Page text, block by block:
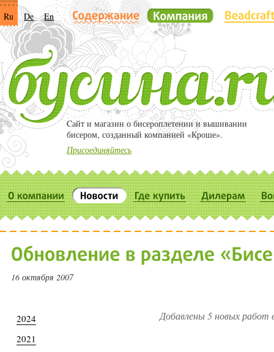
Ru De En
Cайт и магазин о бисероплетении и вышивании
бисером, созданный компанией «Кроше».
Присоединяйтесь
16 октября 2007
2024
2021
Добавлены 5 новых работ